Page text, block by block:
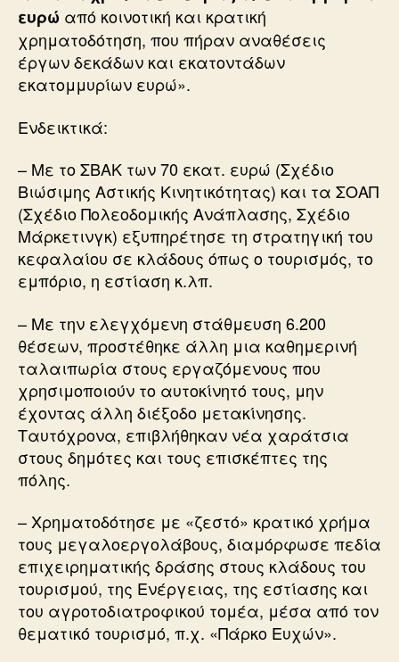
ευρώ από κοινοτική και κρατική
χρηματοδότηση, που πήραν αναθέσεις
έργων δεκάδων και εκατοντάδων
εκατομμυρίων ευρώ».
Ενδεικτικά:
– Με το ΣΒΑΚ των 70 εκατ. ευρώ (Σχέδιο
Βιώσιμης Αστικής Κινητικότητας) και τα ΣΟΑΠ
(Σχέδιο Πολεοδομικής Ανάπλασης, Σχέδιο
Μάρκετινγκ) εξυπηρέτησε τη στρατηγική του
κεφαλαίου σε κλάδους όπως ο τουρισμός, το
εμπόριο, η εστίαση κ.λπ.
– Με την ελεγχόμενη στάθμευση 6.200
θέσεων, προστέθηκε άλλη μια καθημερινή
ταλαιπωρία στους εργαζόμενους που
χρησιμοποιούν το αυτοκίνητό τους, μην
έχοντας άλλη διέξοδο μετακίνησης.
Ταυτόχρονα, επιβλήθηκαν νέα χαράτσια
στους δημότες και τους επισκέπτες της
πόλης.
– Χρηματοδότησε με «ζεστό» κρατικό χρήμα
τους μεγαλοεργολάβους, διαμόρφωσε πεδία
επιχειρηματικής δράσης στους κλάδους του
τουρισμού, της Ενέργειας, της εστίασης και
του αγροτοδιατροφικού τομέα, μέσα από τον
θεματικό τουρισμό, π.χ. «Πάρκο Ευχών».